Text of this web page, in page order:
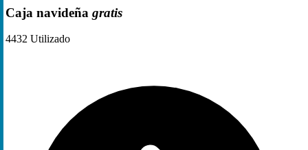
Caja navideña gratis
4432 Utilizado